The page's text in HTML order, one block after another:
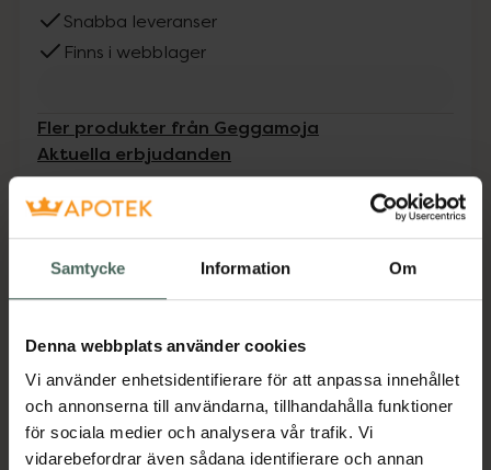
Samtycke Information Om
Denna webbplats använder cookies
Vi använder enhetsidentifierare för att anpassa innehållet
och annonserna till användarna, tillhandahålla funktioner
för sociala medier och analysera vår trafik. Vi
vidarebefordrar även sådana identifierare och annan
Snabba leveranser
Finns i webblager
Fler produkter från Geggamoja
Aktuella erbjudanden
Beskrivning Dölj
UV-dräkt med korta ben och 3/4-lång ärm.
framtill. En storfavorit hos barnfamiljer på
grund av sin enkelhet och solskydd.
Jämförpris 379 kr/st
EAN:07332833998043